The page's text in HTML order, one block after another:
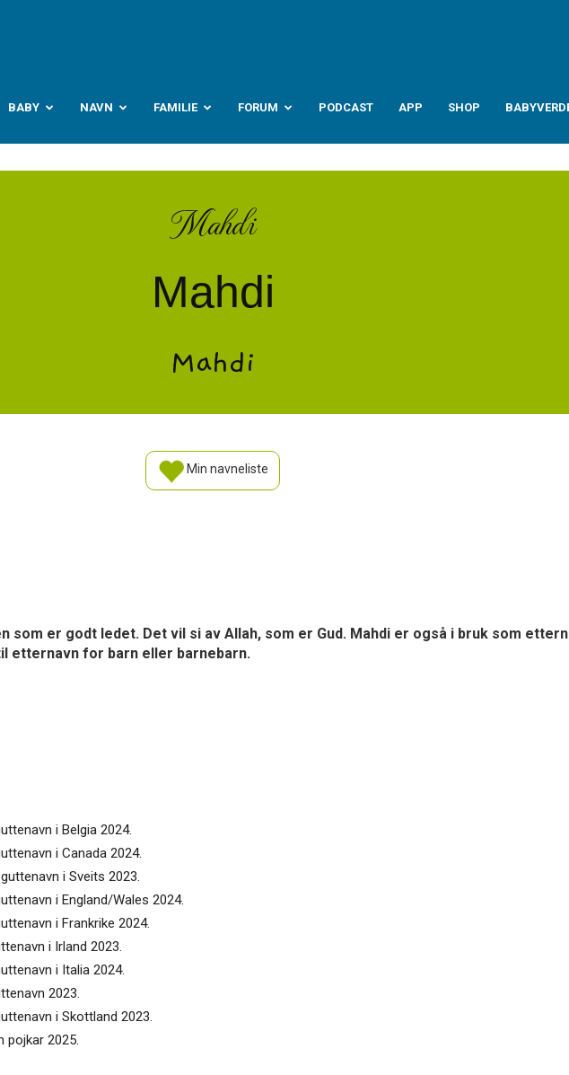
Babyverden.no
BABY NAVN FAMILIE FORUM PODCAST APP SHOP
Mahdi
Mahdi
Mahdi
Min navneliste
som er godt ledet. Det vil si av Allah, som er Gud. Mahdi er også i bruk som
etternavn for barn eller barnebarn.
i Belgia 2024.
i Canada 2024.
i Sveits 2023.
i England/Wales 2024.
i Frankrike 2024.
i Irland 2023.
i Italia 2024.
2023.
i Skottland 2023.
pojkar 2025.